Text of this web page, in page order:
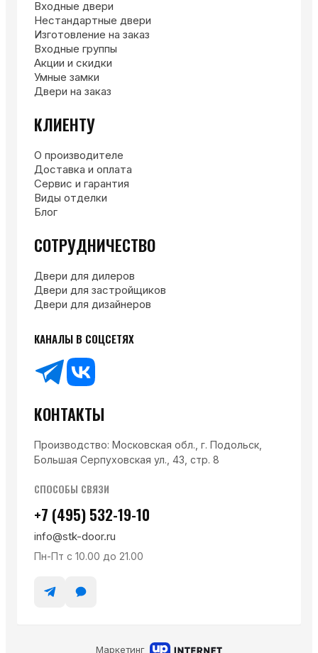
Входные двери
Нестандартные двери
Изготовление на заказ
Входные группы
Акции и скидки
Умные замки
Двери на заказ
КЛИЕНТУ
О производителе
Доставка и оплата
Сервис и гарантия
Виды отделки
Блог
СОТРУДНИЧЕСТВО
Двери для дилеров
Двери для застройщиков
Двери для дизайнеров
КАНАЛЫ В СОЦСЕТЯХ
КОНТАКТЫ
Производство: Московская обл., г. Подольск,
Большая Серпуховская ул., 43, стр. 8
СПОСОБЫ СВЯЗИ
+7 (495) 532-19-10
info@stk-door.ru
Пн-Пт с 10.00 до 21.00
Маркетинг